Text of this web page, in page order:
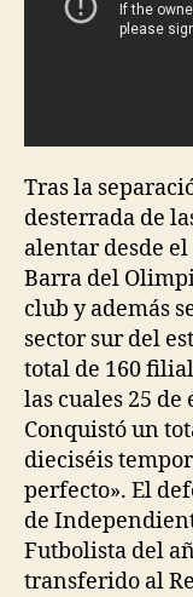
Tras la
desterrada de
alentar desde
Barra del
club y además
sector sur del
total de 160
las cuales 25
Conquistó un
dieciséis
perfecto». El
de
Futbolista del
transferido al